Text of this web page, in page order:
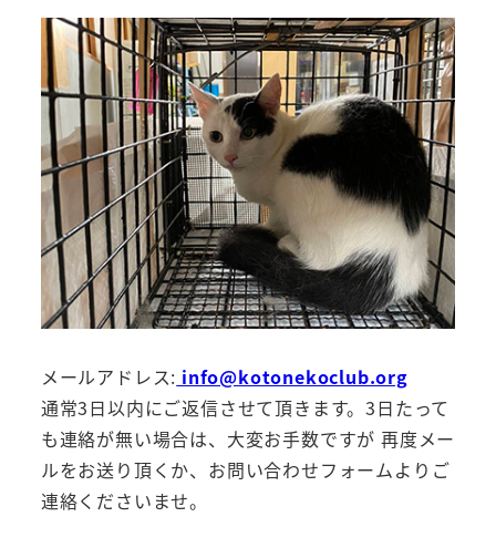
メールアドレス: info@kotonekoclub.org
通常3日以内にご返信させて頂きます。3日たって
も連絡が無い場合は、大変お手数ですが 再度メー
ルをお送り頂くか、お問い合わせフォームよりご
連絡くださいませ。